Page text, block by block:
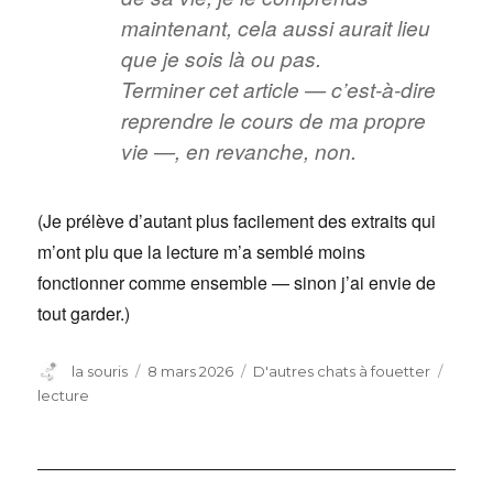
maintenant, cela aussi aurait lieu
que je sois là ou pas.
Terminer cet article — c’est-à-dire
reprendre le cours de ma propre
vie —, en revanche, non.
(Je prélève d’autant plus facilement des extraits qui
m’ont plu que la lecture m’a semblé moins
fonctionner comme ensemble — sinon j’ai envie de
tout garder.)
Auteur
la souris
Publié
8 mars 2026 Catégories
D'autres chats à fouetter
lecture